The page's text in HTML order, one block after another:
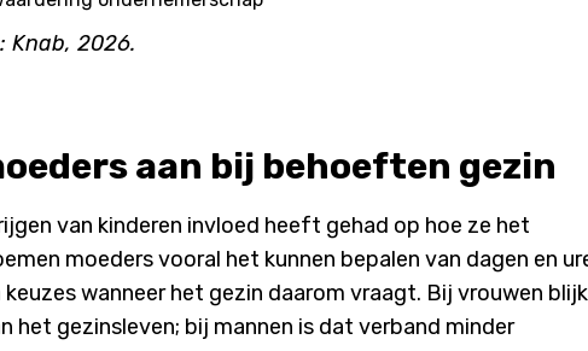
Knab, 2026.
aan bij behoeften gezin
van kinderen invloed heeft gehad op hoe ze het
moeders vooral het kunnen bepalen van dagen en
wanneer het gezin daarom vraagt. Bij vrouwen
het gezinsleven; bij mannen is dat verband minder